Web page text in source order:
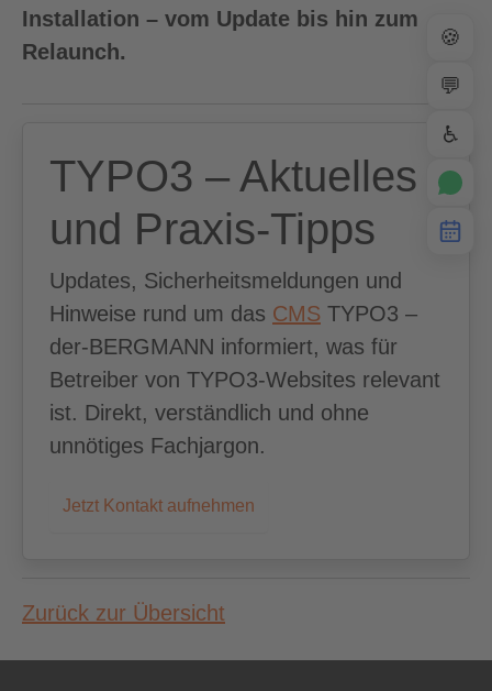
Installation – vom Update bis hin zum
Relaunch.
TYPO3 – Aktuelles
und Praxis-Tipps
Updates, Sicherheitsmeldungen und
Hinweise rund um das CMS TYPO3 –
der-BERGMANN informiert, was für
Betreiber von TYPO3-Websites relevant
ist. Direkt, verständlich und ohne
unnötiges Fachjargon.
Jetzt Kontakt aufnehmen
Zurück zur Übersicht
🍪
💬
♿